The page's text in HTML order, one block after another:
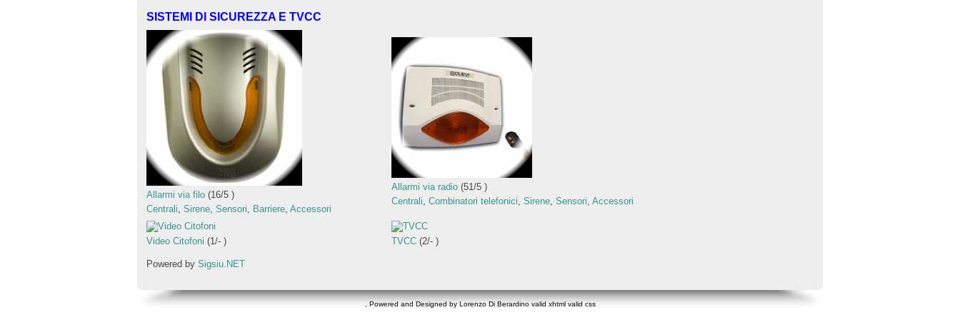
SISTEMI DI SICUREZZA E TVCC
Allarmi via filo (16/5 )
Centrali, Sirene, Sensori, Barriere, Accessori
Allarmi via radio (51/5 )
Centrali, Combinatori telefonici, Sirene, Sensori, Accessori
Video Citofoni (1/- ) TVCC (2/- )
Powered by Sigsiu.NET
, Powered and Designed by Lorenzo Di Berardino valid xhtml valid css